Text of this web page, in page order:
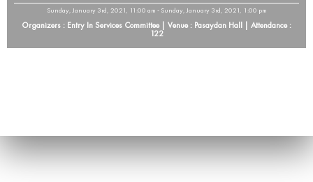
Sunday, January 3rd, 2021, 11:00 am - Sunday, January 3rd, 2021, 1:00 pm
Organizers : Entry In Services Committee | Venue : Pasaydan Hall | Attendance :
122